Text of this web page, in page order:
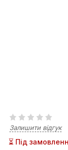
Залишити відгук
⏳ Під